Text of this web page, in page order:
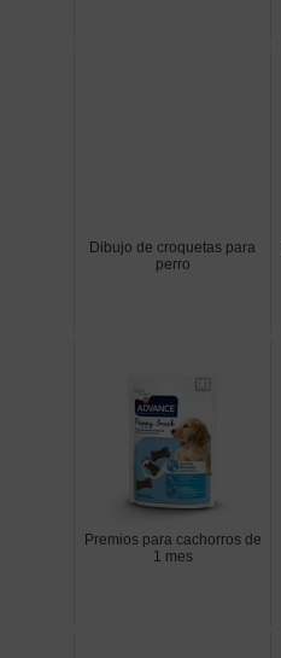
Dibujo de croquetas para
perro
Premios para cachorros de
1 mes